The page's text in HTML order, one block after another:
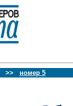
>> номер 5